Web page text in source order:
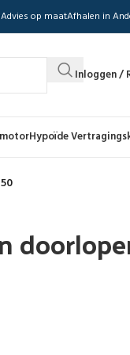
Advies op maatAfhalen in
Inloggen /
Hypoïde